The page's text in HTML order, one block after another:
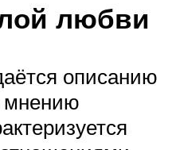
любви
описанию
мнению